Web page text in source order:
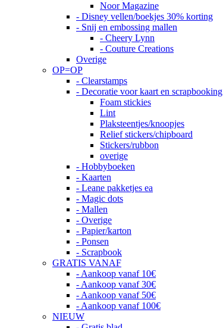
Noor Magazine
- Disney vellen/boekjes 30% korting
- Snij en embossing mallen
- Cheery Lynn
- Couture Creations
Overige
OP=OP
- Clearstamps
- Decoratie voor kaart en scrapbooking
Foam stickies
Lint
Plaksteentjes/knoopjes
Relief stickers/chipboard
Stickers/rubbon
overige
- Hobbyboeken
- Kaarten
- Leane pakketjes ea
- Magic dots
- Mallen
- Overige
- Papier/karton
- Ponsen
- Scrapbook
GRATIS VANAF
- Aankoop vanaf 10€
- Aankoop vanaf 30€
- Aankoop vanaf 50€
- Aankoop vanaf 100€
NIEUW